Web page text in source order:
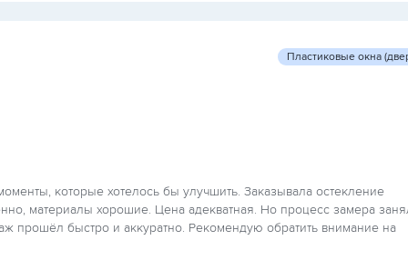
Пластиковые окна
которые хотелось бы улучшить. Заказывала остекление
материалы хорошие. Цена адекватная. Но процесс замера
прошёл быстро и аккуратно. Рекомендую обратить внимание на